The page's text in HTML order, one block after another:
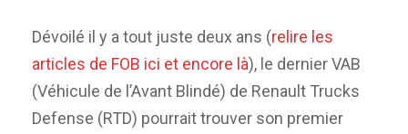
Dévoilé il y a tout juste deux ans (relire les
articles de FOB ici et encore là), le dernier VAB
(Véhicule de l’Avant Blindé) de Renault Trucks
Defense (RTD) pourrait trouver son premier